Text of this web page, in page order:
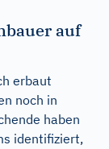
auf
erbaut
noch in
haben
identifiziert,